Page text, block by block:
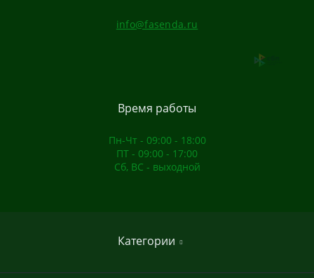
info@fasenda.ru
Категории
Время работы
Пн-Чт - 09:00 - 18:00
ПТ - 09:00 - 17:00
Сб, ВС - выходной